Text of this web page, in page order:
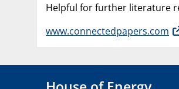
Helpful for further literature
www.connectedpapers.com